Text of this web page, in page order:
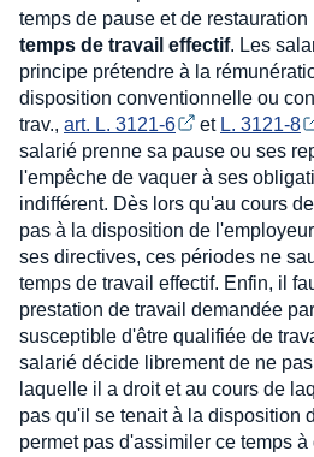
temps de pause et de
temps de travail effectif. Les
principe prétendre à la
disposition conventionnelle ou
trav., art. L. 3121-6 et L. 3121-8
salarié prenne sa pause ou ses
l'empêche de vaquer à ses
indifférent. Dès lors qu'au cours
pas à la disposition de
ses directives, ces périodes ne
temps de travail effectif. Enfin, il
prestation de travail demandée
susceptible d'être qualifiée de
salarié décide librement de ne
laquelle il a droit et au cours de
pas qu'il se tenait à la disposition
permet pas d'assimiler ce temps à